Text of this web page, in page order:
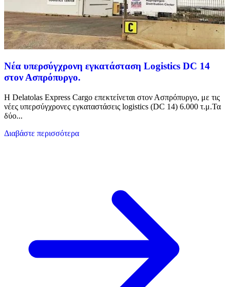
Νέα υπερσύγχρονη εγκατάσταση Logistics DC 14
στον Ασπρόπυργο.
Η Delatolas Express Cargo επεκτείνεται στον Ασπρόπυργο, με τις
νέες υπερσύγχρονες εγκαταστάσεις logistics (DC 14) 6.000 τ.μ.Τα
δύο...
Διαβάστε περισσότερα